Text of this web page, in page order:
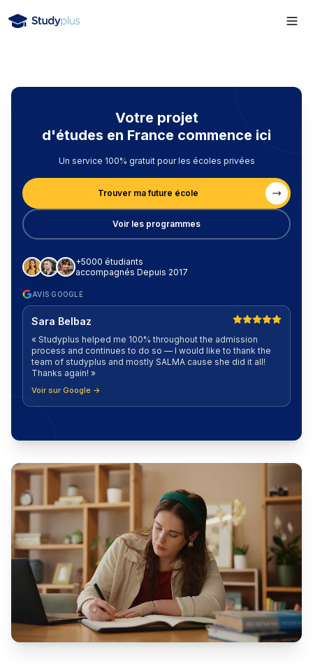
Votre projet
d'études en France commence ici
Un service 100% gratuit pour les écoles privées
Trouver ma future école
Voir les programmes
+5000 étudiants
accompagnés Depuis 2017
AVIS GOOGLE
Sara Belbaz
« Studyplus helped me 100% throughout the admission
process and continues to do so — I would like to thank the
team of studyplus and mostly SALMA cause she did it all!
Thanks again! »
Voir sur Google →